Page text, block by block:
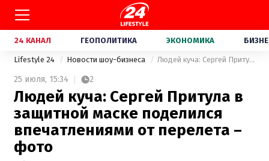
24 КАНАЛ ГЕОПОЛИТИКА ЭКОНОМИКА
Lifestyle 24 Новости шоу-бизнеса Людей куча: Сергей Притула в защитной маске поделился впечатлениями от перелета – фото
25 июля, 15:34 2
Людей куча: Сергей Притула в
защитной маске поделился
впечатлениями от перелета –
фото